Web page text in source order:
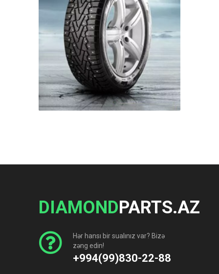
DIAMONDPARTS.AZ
Hər hansı bir sualınız var? Bizə
zəng edin!
+994(99)830-22-88